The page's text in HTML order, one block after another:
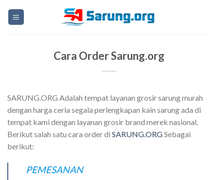
Cara Order Sarung.org
SARUNG.ORG Adalah tempat layanan grosir sarung murah
dengan harga ceria segala perlengkapan kain sarung ada di
tempat kami dengan layanan grosir brand merek nasional.
Berikut salah satu cara order di SARUNG.ORGSebagai
berikut:
PEMESANAN